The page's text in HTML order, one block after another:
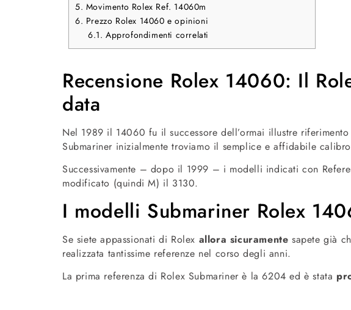
5. Movimento Rolex Ref. 14060m
6. Prezzo Rolex 14060 e opinioni
6.1. Approfondimenti correlati
Recensione Rolex 14060: Il
data
Nel 1989 il 14060 fu il successore dell’ormai illustre
Submariner inizialmente troviamo il semplice e affidabile
Successivamente – dopo il 1999 – i modelli indicati con
modificato (quindi M) il 3130.
I modelli Submariner Rolex
Se siete appassionati di Rolex allora sicuramente sapete già
realizzata tantissime referenze nel corso degli anni.
La prima referenza di Rolex Submariner è la 6204 ed è stata